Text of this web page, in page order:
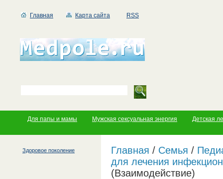
Главная Карта сайта RSS
Для папы и мамы Мужская сексуальная энергия Детская
Здоровое поколение Главная / Семья /
для лечения
(Взаимодействие)